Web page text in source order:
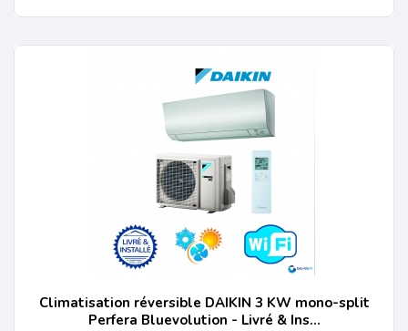
Climatisation réversible DAIKIN 3 KW mono-split
Perfera Bluevolution - Livré & Ins...